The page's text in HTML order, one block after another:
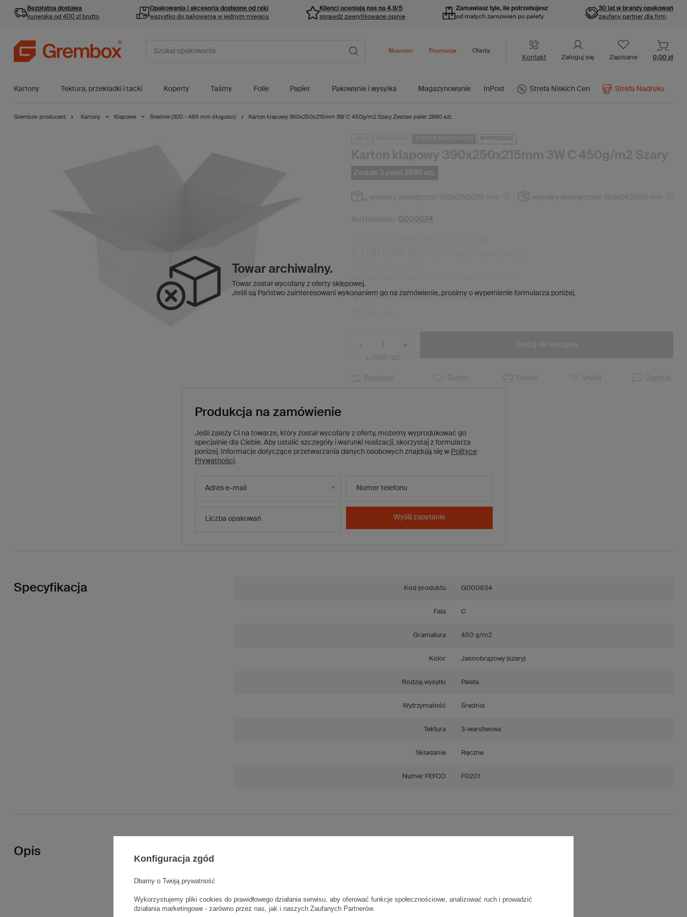
Bezpłatna dostawa
kurierska od 400 zł brutto
Opakowania i akcesoria dostępne od ręki
wszystko do pakowania w jednym miejscu
Klienci oceniają nas na 4,9/5
sprawdź zweryfikowane opinie
Zamawiasz tyle, ile potrzebujesz
od małych zamówień po palety
30 lat w branży opakowań
zaufany partner dla firm
Kontakt Zaloguj się Zapisane 0,00 zł
Kartony Tektura, przekładki i tacki Koperty Taśmy Folie Papier Pakowanie i wysyłka Magazynowanie InPost Strefa Niskich Cen Strefa Nadruku
Nowości Promocje Oferta
Grembox producent Kartony Klapowe Średnie (300 - 495 mm długości) Karton klapowy 390x250x215mm 3W C 450g/m2 Szary Zestaw palet 2880 szt.
Towar archiwalny.
Towar został wycofany z oferty sklepowej.
Jeśli są Państwo zainteresowani wykonaniem go na zamówienie, prosimy o wypełnienie formularza poniżej.
Produkcja na zamówienie
Jeśli zależy Ci na towarze, który został wycofany z oferty, możemy wyprodukować go
specjalnie dla Ciebie. Aby ustalić szczegóły i warunki realizacji, skorzystaj z formularza
poniżej. Informacje dotyczące przetwarzania danych osobowych znajdują się w Polityce
Prywatności.
Adres e-mail Numer telefonu
Liczba opakowań Wyślij zapytanie
WYPRZEDAŻ
Karton klapowy 390x250x215mm 3W C 450g/m2 Szary
Zestaw 3 palet 2880 szt.
wymiary zewnętrzne: 390x250x215 mm wymiary wewnętrzne: 382x242x199 mm
Kod produktu: G000634
Produkt niedostępny. Będzie wkrótce
- +
x 2880 szt.
Porównaj Zapisz Drukuj Wyślij Zapytaj
Specyfikacja Kod produktu G000634
Fala C
Gramatura 450 g/m2
Kolor Jasnobrązowy (szary)
Rodzaj wysyłki Paleta
Wytrzymałość Średnia
Tektura 3-warstwowa
Składanie Ręczne
Numer FEFCO F0201
Opis
• wewnętrzne:
382x242x199 mm
Konfiguracja zgód
Dbamy o Twoją prywatność
Wykorzystujemy pliki cookies do prawidłowego działania serwisu, aby oferować funkcje społecznościowe, analizować ruch i prowadzić
działania marketingowe - zarówno przez nas, jak i naszych Zaufanych Partnerów.